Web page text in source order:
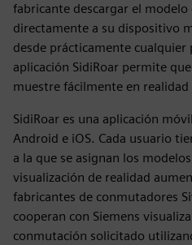
fabricante descargar el
directamente a su dispositivo
desde prácticamente
aplicación SidiRoar permite
muestre fácilmente en realidad
SidiRoar es una aplicación
Android e iOS. Cada usuario
a la que se asignan los
visualización de realidad
fabricantes de conmutadores
cooperan con Siemens
conmutación solicitado